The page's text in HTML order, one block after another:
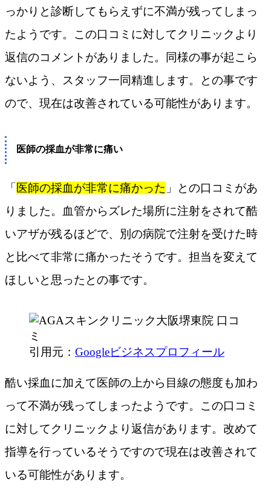
っかりと診断してもらえずに不満が残ってしまっ
たようです。この口コミに対してクリニックより
返信のコメントがありました。同様の事が起こら
ないよう、スタッフ一同精進します。との事です
ので、現在は改善されている可能性があります。
医師の採血が非常に痛い
「 医師の採血が非常に痛かった 」との口コミがあ
りました。血管からズレた場所に注射をされて酷
いアザが残るほどで、別の病院で注射を受けた時
と比べて非常に痛かったそうです。担当を変えて
ほしいと思ったとの事です。
引用元： Googleビジネスプロフィール
酷い採血に加えて医師の上から目線の態度も加わ
って不満が残ってしまったようです。この口コミ
に対してクリニックより返信があります。改めて
指導を行っているそうですので現在は改善されて
いる可能性があります。